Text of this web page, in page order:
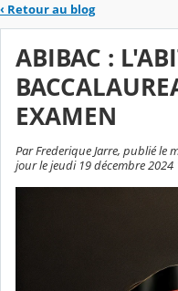
‹ Retour au blog
ABIBAC :
EXAMEN
Par Frederique Jarre, publié le
jour le jeudi 19 décembre 2024